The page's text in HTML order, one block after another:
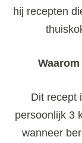
hij recepten
Dit recept
persoonlijk 3
wanneer